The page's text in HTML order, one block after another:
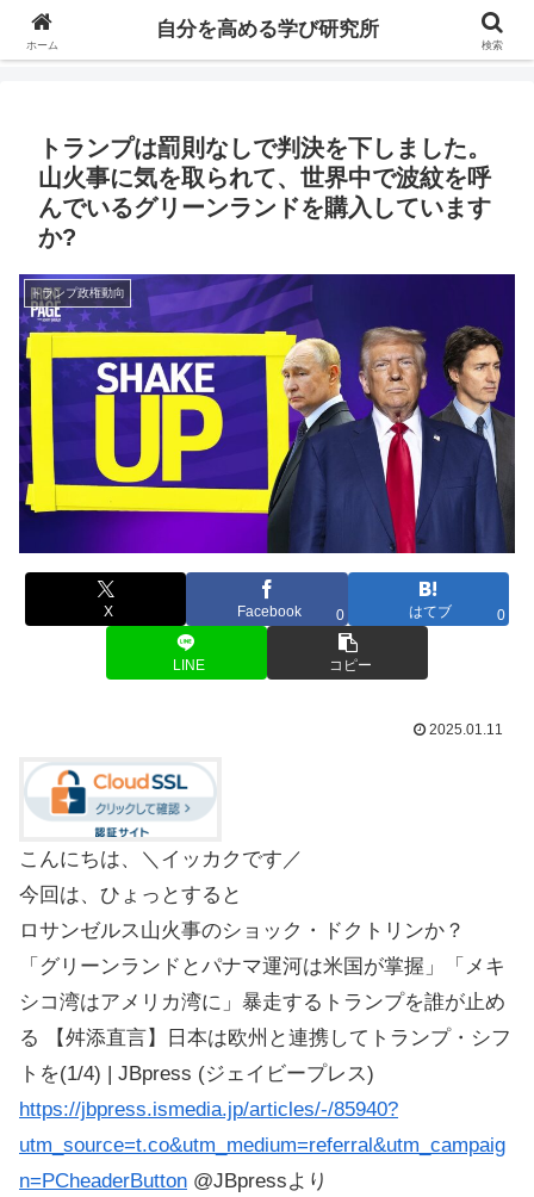
自分の価値を高めるための学びについて研究し、セミナーや情報（ブログ、動
トランプは罰則なしで判決を下しました。
山火事に気を取られて、世界中で波紋を呼
んでいるグリーンランドを購入しています
か?
トランプ政権動向
X Facebook 0 はてブ 0
LINE コピー
2025.01.11
こんにちは、＼イッカクです／
今回は、ひょっとすると
ロサンゼルス山火事のショック・ドクトリンか？
「グリーンランドとパナマ運河は米国が掌握」「メキ
シコ湾はアメリカ湾に」暴走するトランプを誰が止め
る 【舛添直言】日本は欧州と連携してトランプ・シフ
トを(1/4) | JBpress (ジェイビープレス)
https://jbpress.ismedia.jp/articles/-/85940?
utm_source=t.co&utm_medium=referral&utm_campaig
n=PCheaderButton @JBpressより
ホーム
自分を高める学び研究所
検索